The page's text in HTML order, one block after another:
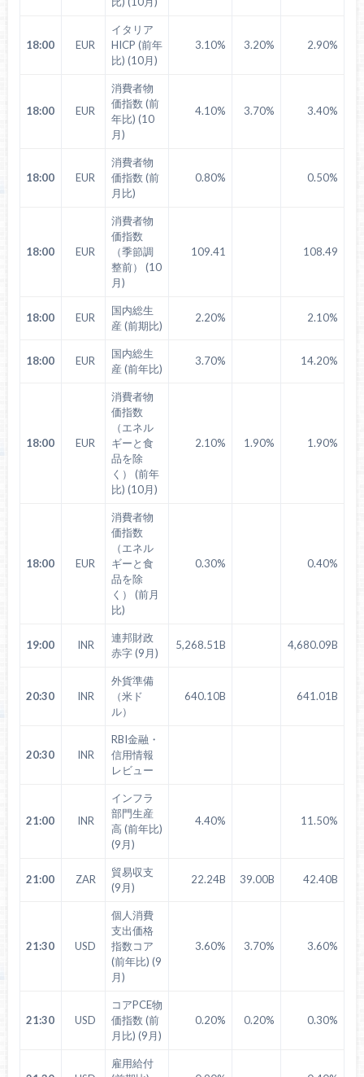
18:00 EUR
イタリア
HICP (前年
比) (10月)
3.10% 3.20% 2.90%
18:00 EUR
消費者物
価指数 (前
年比) (10
月)
4.10% 3.70% 3.40%
18:00 EUR
消費者物
価指数 (前
月比)
0.80% 0.50%
18:00 EUR
消費者物
価指数
（季節調
整前） (10
月)
109.41 108.49
18:00 EUR
国内総生
産 (前期比)
2.20% 2.10%
18:00 EUR
国内総生
産 (前年比)
3.70% 14.20%
18:00 EUR
消費者物
価指数
（エネル
ギーと食
品を除
く） (前年
比) (10月)
2.10% 1.90% 1.90%
18:00 EUR
消費者物
価指数
（エネル
ギーと食
品を除
く） (前月
比)
0.30% 0.40%
19:00 INR
連邦財政
赤字 (9月)
5,268.51B 4,680.09B
20:30 INR
外貨準備
（米ド
ル）
640.10B 641.01B
20:30 INR
RBI金融・
信用情報
レビュー
21:00 INR
インフラ
部門生産
高 (前年比)
(9月)
4.40% 11.50%
21:00 ZAR
貿易収支
(9月)
22.24B 39.00B 42.40B
21:30 USD
個人消費
支出価格
指数コア
(前年比) (9
月)
3.60% 3.70% 3.60%
21:30 USD
コアPCE物
価指数 (前
月比) (9月)
0.20% 0.20% 0.30%
雇用給付